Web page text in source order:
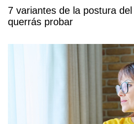
7 variantes de la postura
querrás probar